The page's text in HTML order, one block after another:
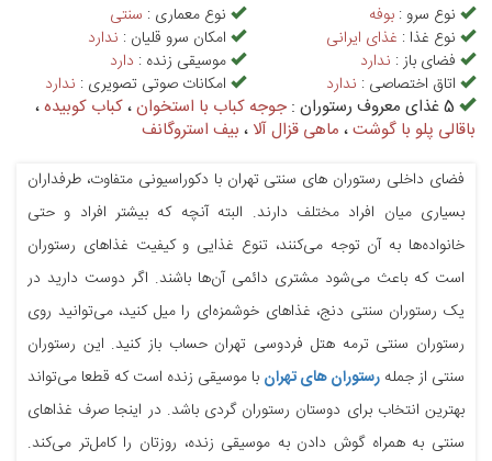
نوع سرو : بوفه نوع معماری : سنتی
نوع غذا : غذای ایرانی امکان سرو قلیان : ندارد
فضای باز : ندارد موسیقی زنده : دارد
اتاق اختصاصی : ندارد امکانات صوتی تصویری : ندارد
5 غذای معروف رستوران : جوجه کباب با استخوان،کباب کوبیده،
باقالی پلو با گوشت، ماهی قزال آلا ، بیف استروگانف
فضای داخلی رستوران ‌های سنتی تهران با دکوراسیونی متفاوت، طرفداران
بسیاری میان افراد مختلف دارند. البته آنچه که بیشتر افراد و حتی
خانواده‌ها به آن توجه می‌کنند، تنوع غذایی و کیفیت غذاهای رستوران
است که باعث می‌شود مشتری دائمی آن‌ها باشند. اگر دوست دارید در
یک رستوران سنتی دنج، غذاهای خوشمزه‌ای را میل کنید، می‌توانید روی
رستوران سنتی ترمه هتل فردوسی تهران حساب باز کنید. این رستوران
سنتی از جمله رستوران های تهران با موسیقی زنده است که قطعا می‌تواند
بهترین انتخاب برای دوستان رستوران گردی باشد. در اینجا صرف غذاهای
سنتی به همراه گوش دادن به موسیقی زنده، روزتان را کامل‌تر می‌کند.